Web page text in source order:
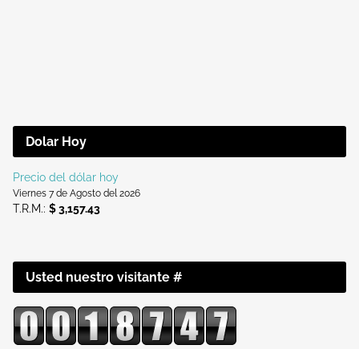
Dolar Hoy
Precio del dólar hoy
Viernes 7 de Agosto del 2026
T.R.M.: $ 3,157.43
Usted nuestro visitante #